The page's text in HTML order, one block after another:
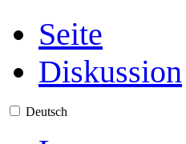
Seite
Diskussion
Deutsch